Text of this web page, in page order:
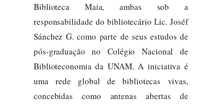
Biblioteca Maia, ambas sob a
responsabilidade do bibliotecário Lic. Joséf
Sánchez G. como parte de seus estudos de
pós-graduação no Colégio Nacional de
Biblioteconomia da UNAM. A iniciativa é
uma rede global de bibliotecas vivas,
concebidas como antenas abertas de